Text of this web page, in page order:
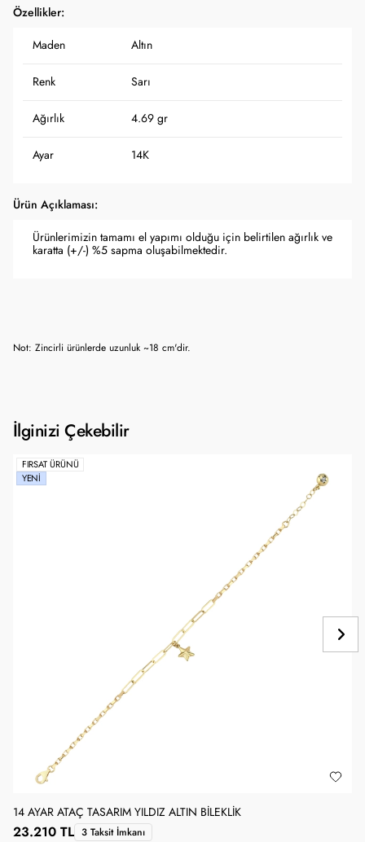
Özellikler:
Maden Altın
Renk Sarı
Ağırlık 4.69 gr
Ayar 14K
Ürün Açıklaması:
Ürünlerimizin tamamı el yapımı olduğu için belirtilen ağırlık ve
karatta (+/-) %5 sapma oluşabilmektedir.
Not: Zincirli ürünlerde uzunluk ~18 cm'dir.
İlginizi Çekebilir
FIRSAT ÜRÜNÜ
YENI
14 AYAR ATAÇ TASARIM YILDIZ ALTIN BILEKLIK
23.210 TL 3 Taksit İmkanı